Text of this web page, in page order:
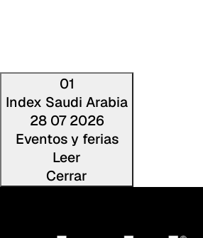
01
Index Saudi Arabia
28 07 2026
Eventos y ferias
Leer
CerrarLee